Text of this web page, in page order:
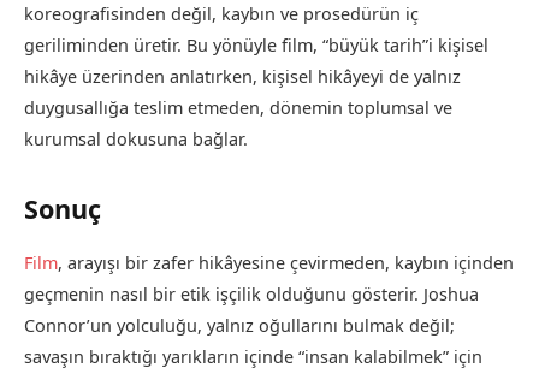
koreografisinden değil, kaybın ve prosedürün iç
geriliminden üretir. Bu yönüyle film, “büyük tarih”i kişisel
hikâye üzerinden anlatırken, kişisel hikâyeyi de yalnız
duygusallığa teslim etmeden, dönemin toplumsal ve
kurumsal dokusuna bağlar.
Sonuç
Film, arayışı bir zafer hikâyesine çevirmeden, kaybın içinden
geçmenin nasıl bir etik işçilik olduğunu gösterir. Joshua
Connor’un yolculuğu, yalnız oğullarını bulmak değil;
savaşın bıraktığı yarıkların içinde “insan kalabilmek” için